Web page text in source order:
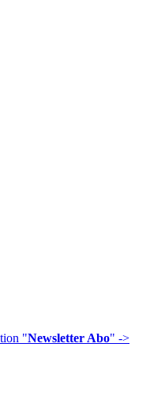
"Newsletter Abo" ->